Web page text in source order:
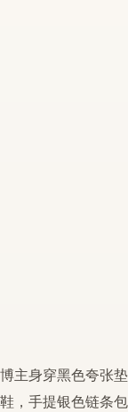
博主身穿黑色夸张
鞋，手提银色链条包